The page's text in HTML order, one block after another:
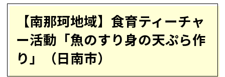
【南那珂地域】食育ティーチャ
ー活動「魚のすり身の天ぷら作
り」（日南市）